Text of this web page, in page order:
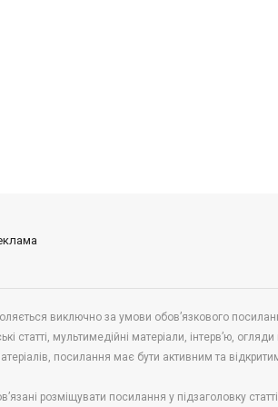
виключно за умови обов’язкового
статті, мультимедійні матеріали, інтерв’ю, огляди
посилання має бути активним та
розміщувати посилання у підзаголовку